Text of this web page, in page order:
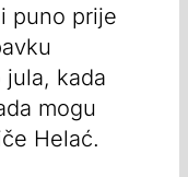
puno prije
kada
mogu
Helać.